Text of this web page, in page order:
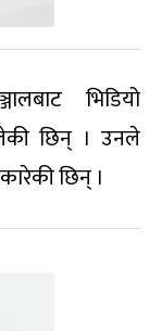
भिडियो
छिन् । उनले
छिन् ।